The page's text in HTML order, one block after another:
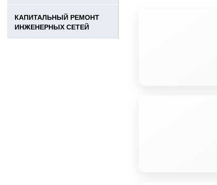
КАПИТАЛЬНЫЙ РЕМОНТ
ИНЖЕНЕРНЫХ СЕТЕЙ